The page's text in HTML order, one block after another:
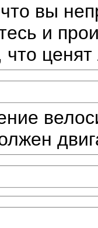
вы
и
что